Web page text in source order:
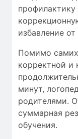
избавление
Помимо самих
корректной и
минут,
родителями.
суммарная
обучения.